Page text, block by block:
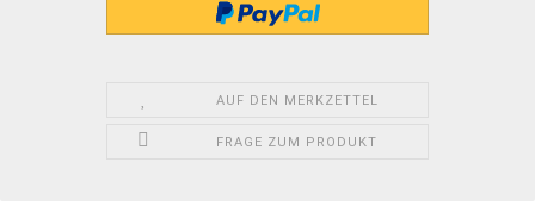
AUF DEN MERKZETTEL
FRAGE ZUM PRODUKT